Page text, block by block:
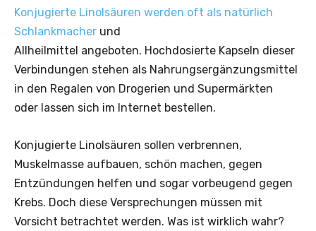
Konjugierte Linolsäuren werden oft als natürlich
Schlankmacher und
Allheilmittel angeboten. Hochdosierte Kapseln dieser
Verbindungen stehen als Nahrungsergänzungsmittel
in den Regalen von Drogerien und Supermärkten
oder lassen sich im Internet bestellen.
Konjugierte Linolsäuren sollen verbrennen,
Muskelmasse aufbauen, schön machen, gegen
Entzündungen helfen und sogar vorbeugend gegen
Krebs. Doch diese Versprechungen müssen mit
Vorsicht betrachtet werden. Was ist wirklich wahr?